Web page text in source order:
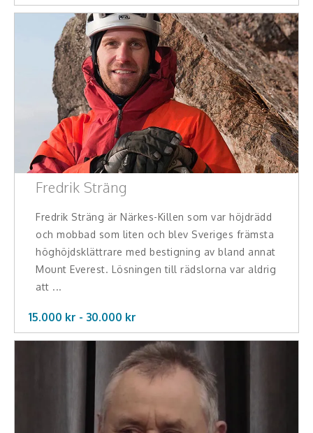
Fredrik Sträng
Fredrik Sträng är Närkes-Killen som var höjdrädd
och mobbad som liten och blev Sveriges främsta
höghöjdsklättrare med bestigning av bland annat
Mount Everest. Lösningen till rädslorna var aldrig
att ...
15.000 kr - 30.000 kr